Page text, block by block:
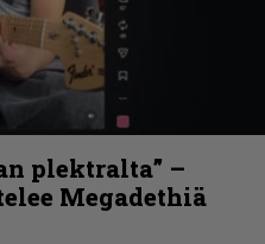
plektralta” –
Megadethiä